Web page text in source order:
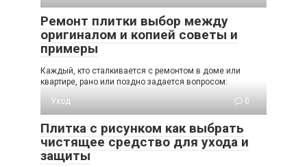
Ремонт плитки выбор между
оригиналом и копией советы и
примеры
Каждый, кто сталкивается с ремонтом в доме или
квартире, рано или поздно задается вопросом:
Уход
0
Плитка с рисунком как выбрать
чистящее средство для ухода и
защиты